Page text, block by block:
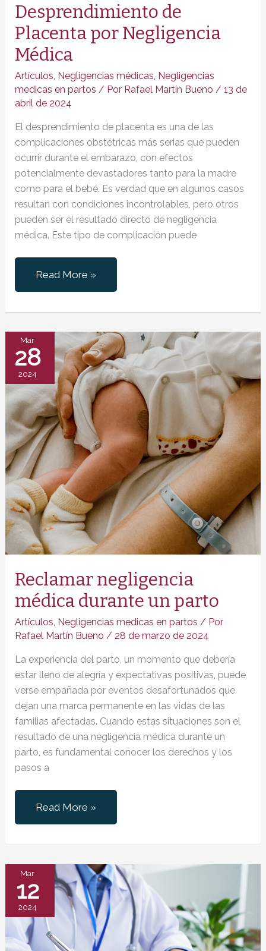
Desprendimiento de
Placenta por Negligencia
Médica
Artículos Negligencias médicas Negligencias
medicas en partos / Por Rafael Martín Bueno / 13 de
abril de 2024
El desprendimiento de placenta es una de las
complicaciones obstétricas más serias que pueden
ocurrir durante el embarazo, con efectos
potencialmente devastadores tanto para la madre
como para el bebé. Es verdad que en algunos casos
resultan con condiciones incontrolables, pero otros
pueden ser el resultado directo de negligencia
médica. Este tipo de complicación puede
Desprendimiento
de
Negligencia
Médica
Read More »
Mar
28
2024
Reclamar negligencia
médica durante un parto
Artículos, Negligencias medicas en partos / Por
Rafael Martín Bueno / 28 de marzo de 2024
La experiencia del parto, un momento que debería
estar lleno de alegría y expectativas positivas, puede
verse empañada por eventos desafortunados que
dejan una marca permanente en las vidas de las
familias afectadas. Cuando estas situaciones son el
resultado de una negligencia médica durante un
parto, es fundamental conocer los derechos y los
pasos a
Reclamar
negligencia
parto
Read More »
Mar
12
2024